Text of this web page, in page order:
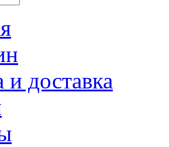
и доставка